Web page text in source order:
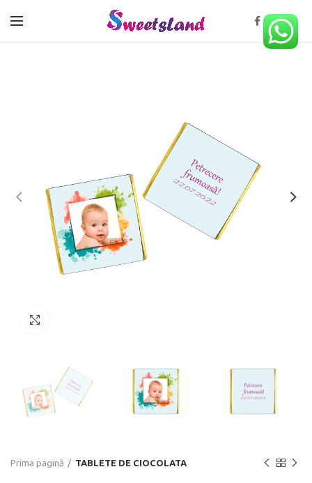
Prima pagină TABLETE DE CIOCOLATA